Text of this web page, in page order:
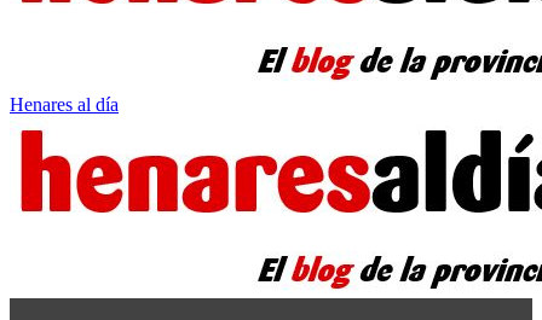
Henares al día